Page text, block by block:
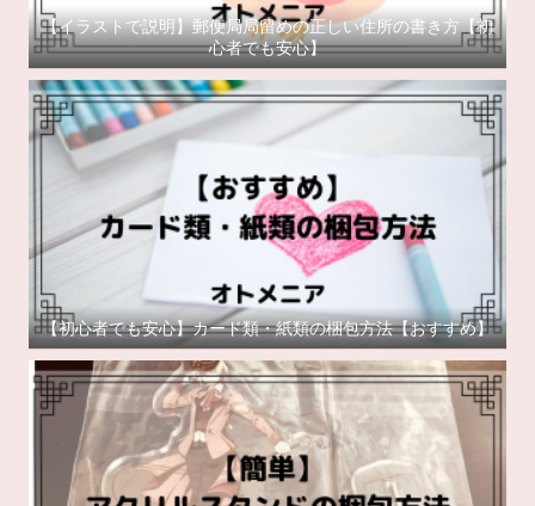
【イラストで説明】郵便局局留めの正しい住所の書き方【初
心者でも安心】
【初心者でも安心】カード類・紙類の梱包方法【おすすめ】